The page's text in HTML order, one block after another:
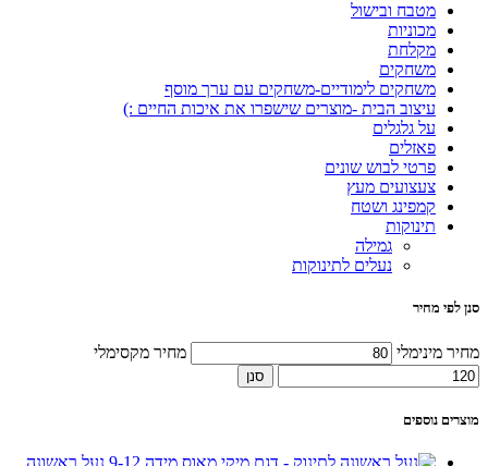
מטבח ובישול
מכוניות
מקלחת
משחקים
משחקים לימודיים-משחקים עם ערך מוסף
עיצוב הבית -מוצרים שישפרו את איכות החיים :)
על גלגלים
פאזלים
פרטי לבוש שונים
צעצועים מעץ
קמפינג ושטח
תינוקות
גמילה
נעלים לתינוקות
סנן לפי מחיר
מחיר מינימלי מחיר מקסימלי
סנן
מוצרים נוספים
נעל ראשונה